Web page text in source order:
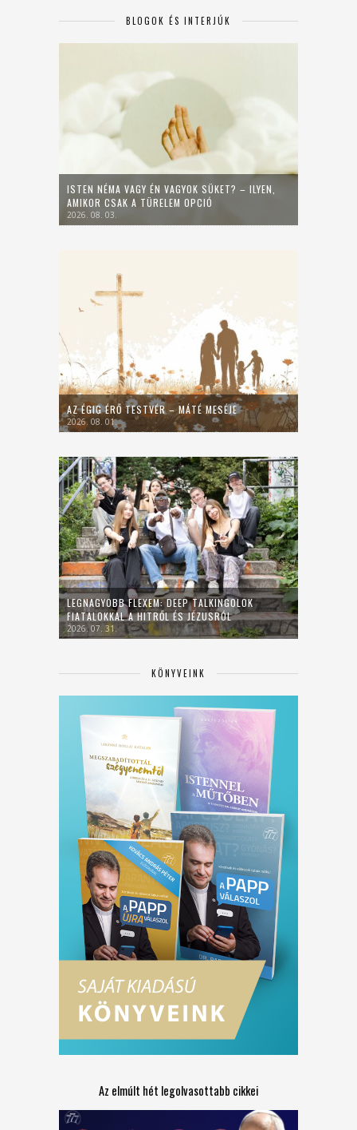
BLOGOK ÉS INTERJÚK
ISTEN NÉMA VAGY ÉN VAGYOK SÜKET? – ILYEN,
AMIKOR CSAK A TÜRELEM OPCIÓ
2026. 08. 03.
AZ ÉGIG ÉRŐ TESTVÉR – MÁTÉ MESÉJE
2026. 08. 01.
LEGNAGYOBB FLEXEM: DEEP TALKINGOLOK
FIATALOKKAL A HITRŐL ÉS JÉZUSRÓL
2026. 07. 31.
KÖNYVEINK
Az elmúlt hét legolvasottabb cikkei